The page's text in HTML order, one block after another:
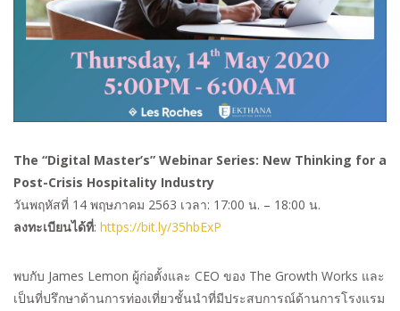
The “Digital Master’s” Webinar Series: New Thinking for a
Post-Crisis Hospitality Industry
วันพฤหัสที่ 14 พฤษภาคม 2563 เวลา: 17:00 น. – 18:00 น.
ลงทะเบียนได้ที่: https://bit.ly/35hbExP
พบกับ James Lemon ผู้ก่อตั้งและ CEO ของ The Growth Works และ
เป็นที่ปรึกษาด้านการท่องเที่ยวชั้นนำที่มีประสบการณ์ด้านการโรงแรม